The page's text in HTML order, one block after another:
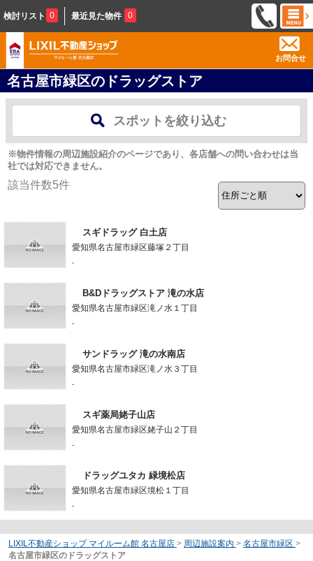
検討リスト 0 最近見た物件 0
お問合せ
名古屋市緑区のドラッグストア
スポットを絞り込む
※物件情報の周辺施設紹介のページであり、各店舗への問い合わせは当
社では対応できません。
該当件数5件
スギドラッグ 白土店
愛知県名古屋市緑区藤塚２丁目
-
B&Dドラッグストア 滝の水店
愛知県名古屋市緑区滝ノ水１丁目
-
サンドラッグ 滝の水南店
愛知県名古屋市緑区滝ノ水３丁目
-
スギ薬局姥子山店
愛知県名古屋市緑区姥子山２丁目
-
ドラッグユタカ 緑境松店
愛知県名古屋市緑区境松１丁目
-
LIXIL不動産ショップ マイルーム館 名古屋店 > 周辺施設案内 > 名古屋市緑区 >
名古屋市緑区のドラッグストア